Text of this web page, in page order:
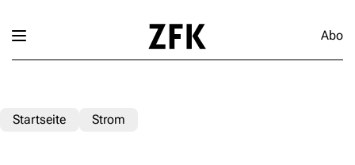
Abo
Startseite Strom